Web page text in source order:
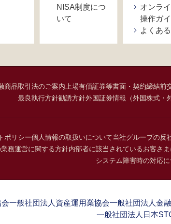
NISA制度につ
いて
オンラ
操作ガ
よくあ
商品取引法のご案内 上場有価証券等書面・契約締結前
最良執行方針勧誘方針外国証券情報（外国株式・
ポリシー個人情報の取扱いについて当社グループの反
務運営に関する方針内部者に該当されているお客さ
システム障害時の対応
一般社団法人資産運用業協会一般社団法人金
一般社団法人日本